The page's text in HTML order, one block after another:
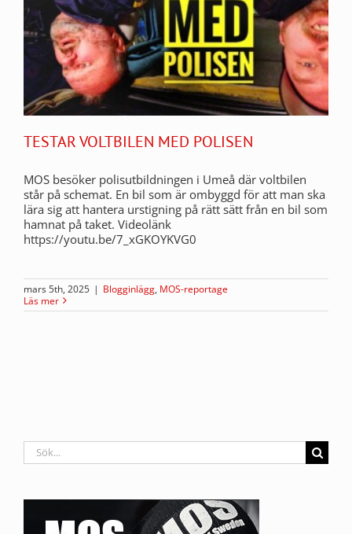
TESTAR VOLTBILEN MED POLISEN
MOS besöker polisutbildningen i Umeå där voltbilen
står på schemat. En bil som är ombyggd för att man ska
lära sig att hantera urstigning på rätt sätt från en bil som
hamnat på taket. Videolänk
https://youtu.be/7_xGKOYKVG0
mars 5th, 2025 | Blogginlägg, MOS-reportage
Läs mer
Sök
efter: